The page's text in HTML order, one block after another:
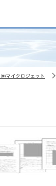
マイクロジェット